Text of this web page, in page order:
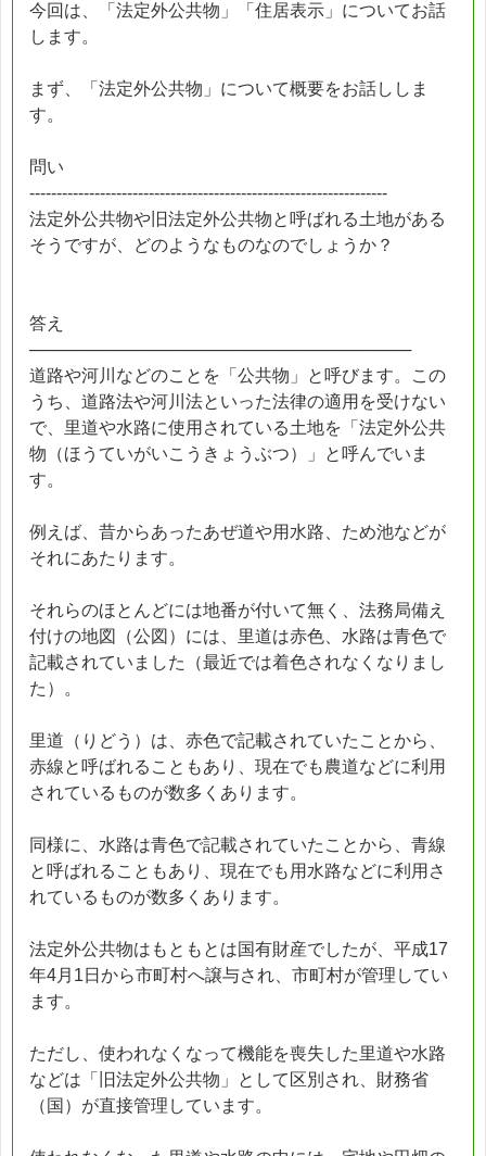
今回は、「法定外公共物」「住居表示」についてお話
します。
まず、「法定外公共物」について概要をお話ししま
す。
問い
------------------------------------------------------------------
法定外公共物や旧法定外公共物と呼ばれる土地がある
そうですが、どのようなものなのでしょうか？
答え
────────────────────────────────
道路や河川などのことを「公共物」と呼びます。この
うち、道路法や河川法といった法律の適用を受けない
で、里道や水路に使用されている土地を「法定外公共
物（ほうていがいこうきょうぶつ）」と呼んでいま
す。
例えば、昔からあったあぜ道や用水路、ため池などが
それにあたります。
それらのほとんどには地番が付いて無く、法務局備え
付けの地図（公図）には、里道は赤色、水路は青色で
記載されていました（最近では着色されなくなりまし
た）。
里道（りどう）は、赤色で記載されていたことから、
赤線と呼ばれることもあり、現在でも農道などに利用
されているものが数多くあります。
同様に、水路は青色で記載されていたことから、青線
と呼ばれることもあり、現在でも用水路などに利用さ
れているものが数多くあります。
法定外公共物はもともとは国有財産でしたが、平成17
年4月1日から市町村へ譲与され、市町村が管理してい
ます。
ただし、使われなくなって機能を喪失した里道や水路
などは「旧法定外公共物」として区別され、財務省
（国）が直接管理しています。